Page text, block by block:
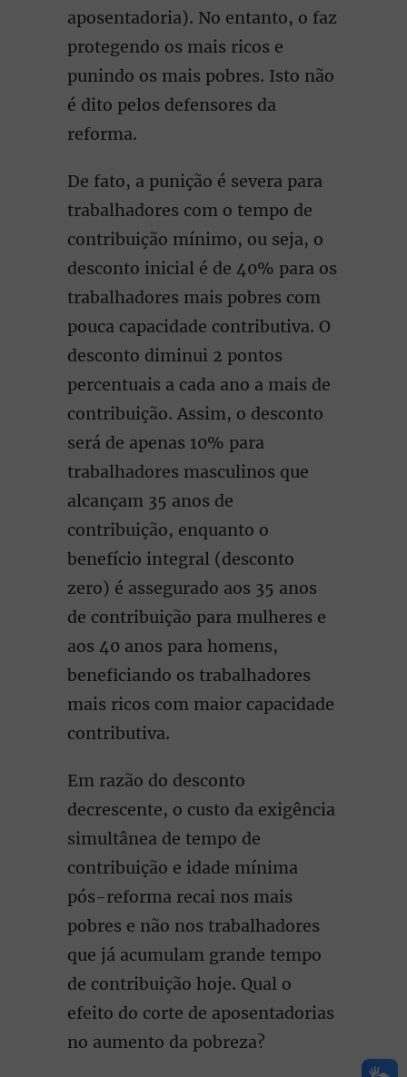
aposentadoria). No entanto, o faz
protegendo os mais ricos e
punindo os mais pobres. Isto não
é dito pelos defensores da
reforma.
De fato, a punição é severa para
trabalhadores com o tempo de
contribuição mínimo, ou seja, o
desconto inicial é de 40% para os
trabalhadores mais pobres com
pouca capacidade contributiva. O
desconto diminui 2 pontos
percentuais a cada ano a mais de
contribuição. Assim, o desconto
será de apenas 10% para
trabalhadores masculinos que
alcançam 35 anos de
contribuição, enquanto o
benefício integral (desconto
zero) é assegurado aos 35 anos
de contribuição para mulheres e
aos 40 anos para homens,
beneficiando os trabalhadores
mais ricos com maior capacidade
contributiva.
Em razão do desconto
decrescente, o custo da exigência
simultânea de tempo de
contribuição e idade mínima
pós-reforma recai nos mais
pobres e não nos trabalhadores
que já acumulam grande tempo
de contribuição hoje. Qual o
efeito do corte de aposentadorias
no aumento da pobreza?